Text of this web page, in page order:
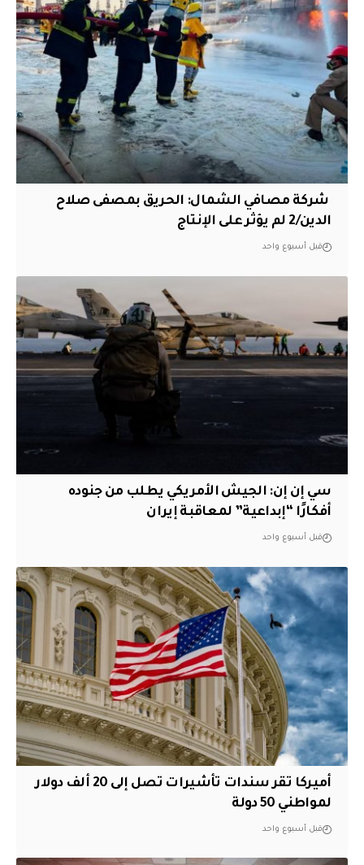
‏ شركة مصافي الشمال: الحريق بمصفى صلاح
الدين/2 لم يؤثر على الإنتاج
قبل أسبوع واحد
سي إن إن: الجيش الأمريكي يطلب من جنوده
أفكارًا “إبداعية” لمعاقبة إيران
قبل أسبوع واحد
أميركا تقر سندات تأشيرات تصل إلى 20 ألف دولار
لمواطني 50 دولة
قبل أسبوع واحد